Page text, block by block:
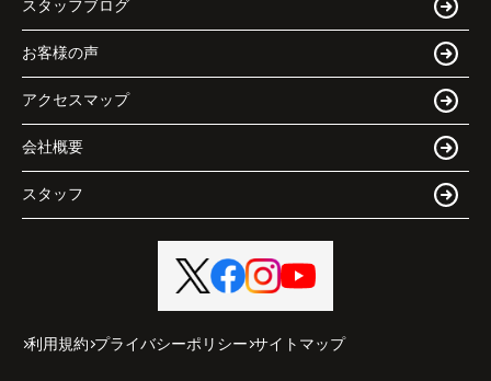
スタッフブログ
お客様の声
アクセスマップ
会社概要
スタッフ
利用規約 プライバシーポリシー サイトマップ